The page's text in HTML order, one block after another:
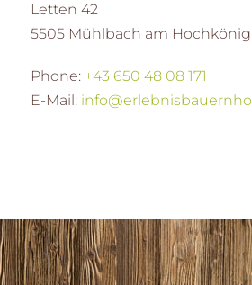
Letten 42
5505 Mühlbach am Hochkönig
Phone: +43 650 48 08 171
E-Mail: